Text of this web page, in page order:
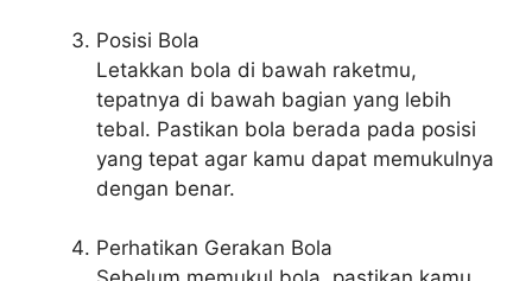
Posisi Bola
Letakkan bola di bawah raketmu,
tepatnya di bawah bagian yang lebih
tebal. Pastikan bola berada pada posisi
yang tepat agar kamu dapat memukulnya
dengan benar.
Perhatikan Gerakan Bola